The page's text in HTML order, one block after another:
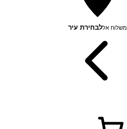
משלוח אללבחירת עיר